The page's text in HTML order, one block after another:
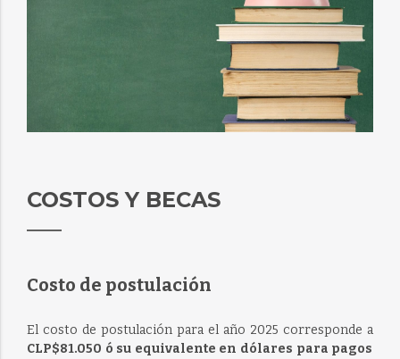
COSTOS Y BECAS
Costo de postulación
El costo de postulación para el año 2025 corresponde a
CLP$81.050 ó su equivalente en dólares para pagos